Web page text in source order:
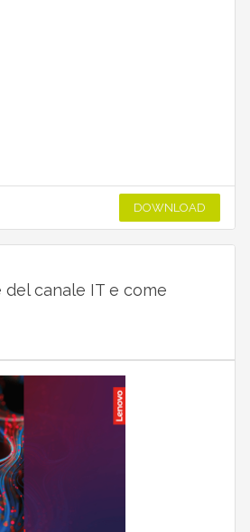
DOWNLOAD
del canale IT e come